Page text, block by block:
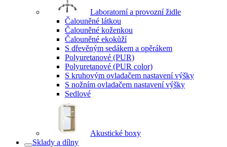
Laboratorní a provozní židle
Čalouněné látkou
Čalouněné koženkou
Čalouněné ekokůží
S dřevěným sedákem a opěrákem
Polyuretanové (PUR)
Polyuretanové (PUR color)
S kruhovým ovladačem nastavení výšky
S nožním ovladačem nastavení výšky
Sedlové
Akustické boxy
Sklady a dílny